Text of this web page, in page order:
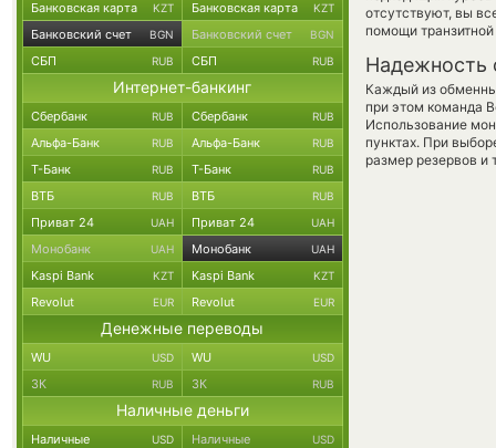
отсутствуют, вы
помощи
Надежность
Каждый из
при этом команда
Использование
пунктах. При
размер резервов и
Банковская карта KZT Банковская карта KZT
Банковский счет BGN Банковский счет BGN
СБП RUB СБП RUB
Интернет-банкинг
Сбербанк RUB Сбербанк RUB
Альфа-Банк RUB Альфа-Банк RUB
Т-Банк RUB Т-Банк RUB
ВТБ RUB ВТБ RUB
Приват 24 UAH Приват 24 UAH
Монобанк UAH Монобанк UAH
Kaspi Bank KZT Kaspi Bank KZT
Revolut EUR Revolut EUR
Денежные переводы
WU USD WU USD
ЗК RUB ЗК RUB
Наличные деньги
Наличные USD Наличные USD